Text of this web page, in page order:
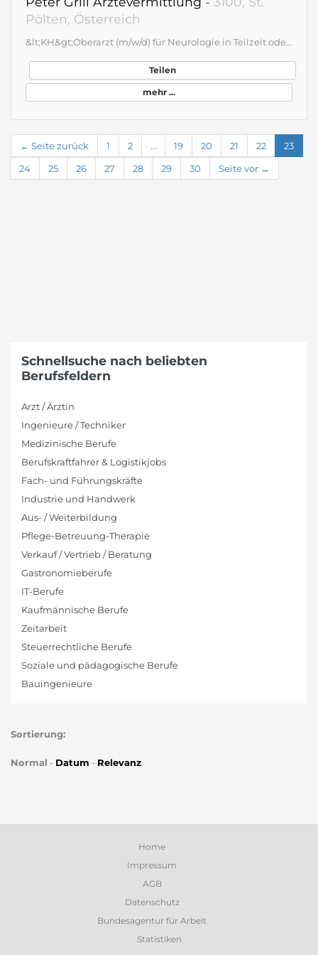
Pölten, Österreich
&lt;KH&gt;Oberarzt (m/w/d) für Neurologie in Teilzeit oder Vollzeit&lt;ANGEBOT&gt; Als Neurologe übernehmen Sie im gesamten Haus die konsiliarische Aufgabe der neurologischen Patientenbetreuung. Geboten wird: Abwechslungsreiche, ärztliche Tätigkeit mit Gestaltungsspielraum Hohe Wertschätzung, motiviertes Team und Kommunikation auf Augenhöhe Ausgezeichnete Fortbildungsmöglichkeiten Worklife-balance, familienfreundliche Dienstzeiten Reine Tagdiensttätigkeit wochentags; ideal in Teilzeit Attraktive Bezahlung - JahresbruttoGESAMTbezug für Jungfachärzte ohne Dienste in Vollzeit &gt; 110.000 Euro; konkreter Bezug je nach Erfahrung Shuttle-Dienst morgens für die Abholung vom Bahnhof (Bahnknotenpunkt für RailExpress) Schulen und Kinderbetreuungseinrichtungen umliegend Wohnmöglichkeit in der näheren Umgebung Gesucht wird eine teamfähige, engagierte Persönlichkeit mit Interesse an einer Konsiliartätigkeit. Sie brennen für die Neurologie und suchen nach einer Tätigkeit mit hoher Autonomie? Dann rufen Sie uns an!
Teilen
mehr ...
← Seite zurück 1 2 … 19 20 21 22
23
24
25 26 27 28 29 30 Seite vor →
Schnellsuche nach beliebten
Berufsfeldern
Arzt / Ärztin
Ingenieure / Techniker
Medizinische Berufe
Berufskraftfahrer & Logistikjobs
Fach- und Führungskräfte
Industrie und Handwerk
Aus- / Weiterbildung
Pflege-Betreuung-Therapie
Verkauf / Vertrieb / Beratung
Gastronomieberufe
IT-Berufe
Kaufmännische Berufe
Zeitarbeit
Steuerrechtliche Berufe
Soziale und pädagogische Berufe
Bauingenieure
Sortierung:
Normal - Datum - Relevanz
Home
Impressum
AGB
Datenschutz
Bundesagentur für Arbeit
Statistiken